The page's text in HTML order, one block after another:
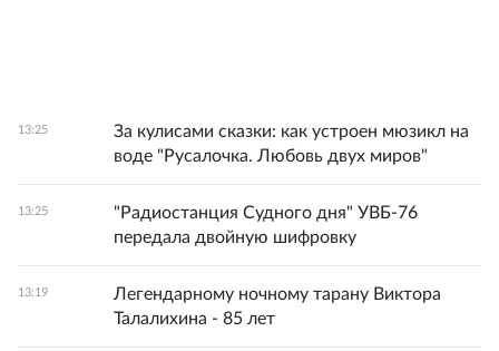
13:25
За кулисами сказки: как устроен мюзикл на
воде "Русалочка. Любовь двух миров"
13:25
"Радиостанция Судного дня" УВБ-76
передала двойную шифровку
13:19
Легендарному ночному тарану Виктора
Талалихина - 85 лет